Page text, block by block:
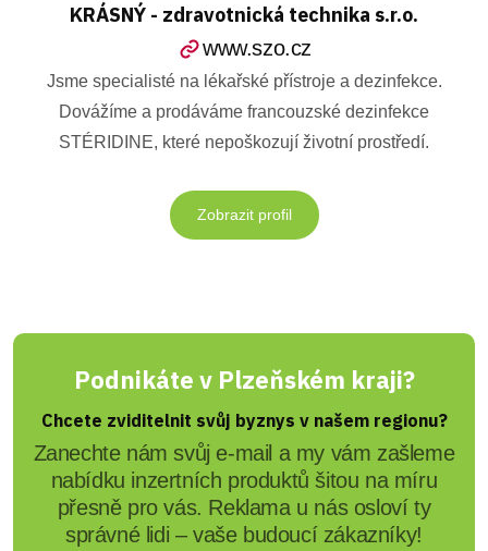
KRÁSNÝ - zdravotnická technika s.r.o.
www.szo.cz
Jsme specialisté na lékařské přístroje a dezinfekce.
Dovážíme a prodáváme francouzské dezinfekce
STÉRIDINE, které nepoškozují životní prostředí.
Zobrazit profil
Podnikáte v Plzeňském kraji?
Chcete zviditelnit svůj byznys v našem regionu?
Zanechte nám svůj e-mail a my vám zašleme
nabídku inzertních produktů šitou na míru
přesně pro vás. Reklama u nás osloví ty
správné lidi – vaše budoucí zákazníky!